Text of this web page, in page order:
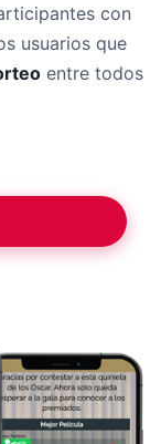
con
usuarios que
entre todos